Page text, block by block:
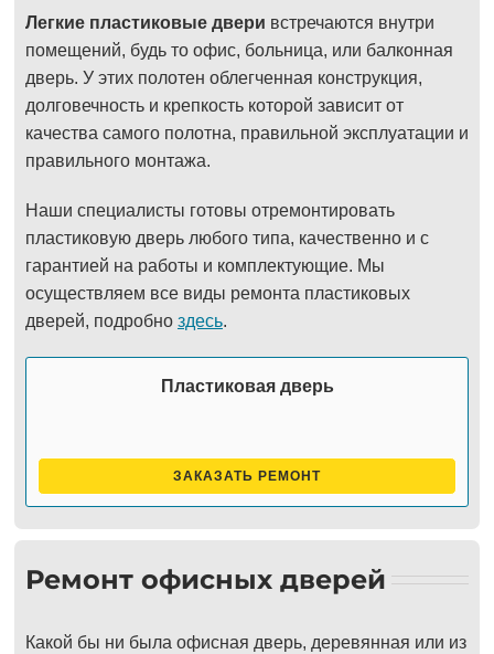
Легкие пластиковые двери встречаются внутри
помещений, будь то офис, больница, или балконная
дверь. У этих полотен облегченная конструкция,
долговечность и крепкость которой зависит от
качества самого полотна, правильной эксплуатации и
правильного монтажа.
Наши специалисты готовы отремонтировать
пластиковую дверь любого типа, качественно и с
гарантией на работы и комплектующие. Мы
осуществляем все виды ремонта пластиковых
дверей, подробно здесь.
Пластиковая дверь
ЗАКАЗАТЬ РЕМОНТ
Ремонт офисных дверей
Какой бы ни была офисная дверь, деревянная или из